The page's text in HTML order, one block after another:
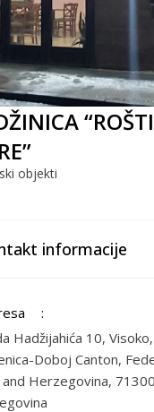
objekti
informacije
Hadžijahića 10,
Doboj Canton,
Herzegovina,